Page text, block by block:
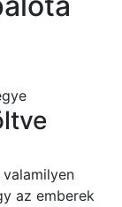
az emberek